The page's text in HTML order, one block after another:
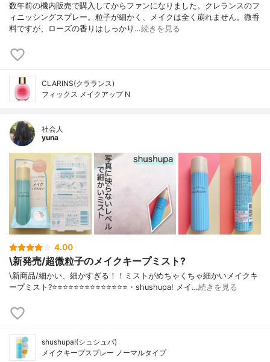
数年前の機内販売で購入してからファンになりました。クレランスのフ
ィニッシングスプレー。粒子が細かく、メイクは全く崩れません。微香
料ですが、ローズの香りはしっかり…続きを見る
CLARINS(クラランス)
フィックス メイクアップ N
社会人
yuna
4.00
\新発売/超微粒子のメイクキープミスト?
\新商品/細かい、細かすぎる！！ミストがめちゃくちゃ細かいメイクキ
ープミスト?⭐️⭐️⭐️⭐️⭐️⭐️⭐️⭐️⭐️⭐️⭐️⭐️⭐️⭐️・shushupa! メイ…続きを見る
shushupa!(シュシュパ)
メイクキープスプレー ノーマルタイプ